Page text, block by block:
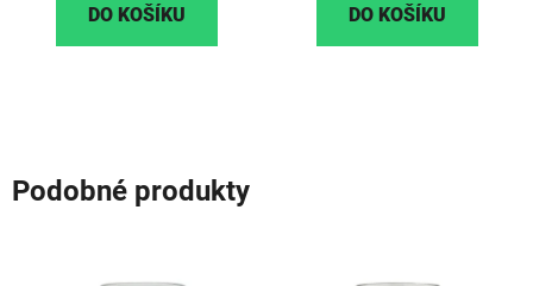
DO KOŠÍKU DO KOŠÍKU
Podobné produkty